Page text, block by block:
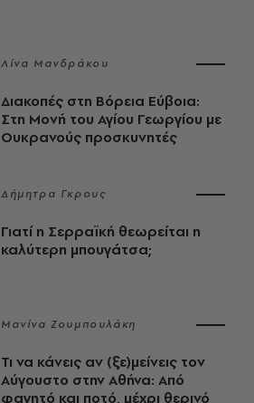
Λίνα Μανδράκου
Διακοπές στη Βόρεια Εύβοια:
Στη Μονή του Αγίου Γεωργίου με
Ουκρανούς προσκυνητές
Δήμητρα Γκρους
Γιατί η Σερραϊκή θεωρείται η
καλύτερη μπουγάτσα;
Μανίνα Ζουμπουλάκη
Τι να κάνεις αν (ξε)μείνεις τον
Αύγουστο στην Αθήνα: Από
φαγητό και ποτό, μέχρι θερινό